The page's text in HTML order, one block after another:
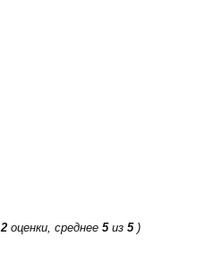
2оценки, среднее 5из 5)